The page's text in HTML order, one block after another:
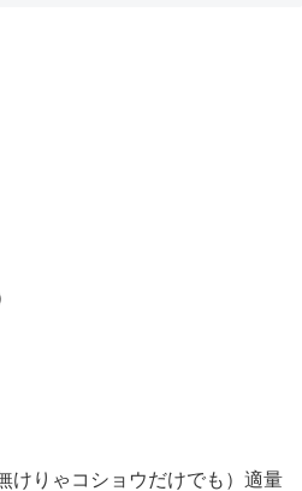
けりゃコショウだけでも）適量